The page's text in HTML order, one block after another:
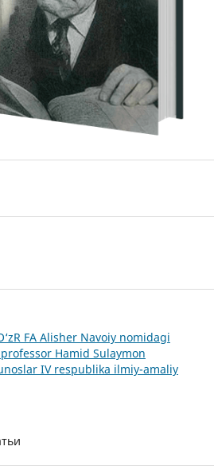
FA Alisher Navoiy nomidagi
Hamid Sulaymon
IV respublika ilmiy-amaliy